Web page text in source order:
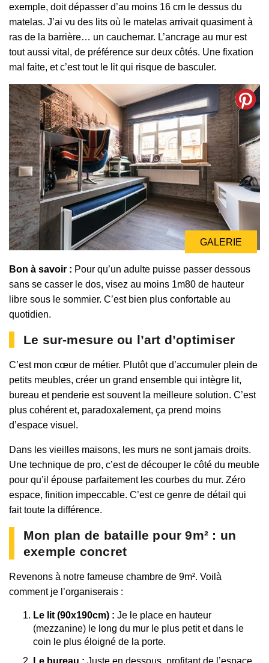
exemple, doit dépasser d’au moins 16 cm le dessus du
matelas. J’ai vu des lits où le matelas arrivait quasiment à
ras de la barrière… un cauchemar. L’ancrage au mur est
tout aussi vital, de préférence sur deux côtés. Une fixation
mal faite, et c’est tout le lit qui risque de basculer.
GALERIE
GALERIE
Bon à savoir : Pour qu’un adulte puisse passer dessous
sans se casser le dos, visez au moins 1m80 de hauteur
libre sous le sommier. C’est bien plus confortable au
quotidien.
Le sur-mesure ou l’art d’optimiser
C’est mon cœur de métier. Plutôt que d’accumuler plein de
petits meubles, créer un grand ensemble qui intègre lit,
bureau et penderie est souvent la meilleure solution. C’est
plus cohérent et, paradoxalement, ça prend moins
d’espace visuel.
Dans les vieilles maisons, les murs ne sont jamais droits.
Une technique de pro, c’est de découper le côté du meuble
pour qu’il épouse parfaitement les courbes du mur. Zéro
espace, finition impeccable. C’est ce genre de détail qui
fait toute la différence.
Mon plan de bataille pour 9m² : un
exemple concret
Revenons à notre fameuse chambre de 9m². Voilà
comment je l’organiserais :
Le lit (90x190cm) : Je le place en hauteur
(mezzanine) le long du mur le plus petit et dans le
coin le plus éloigné de la porte.
Le bureau : Juste en dessous, profitant de l’espace